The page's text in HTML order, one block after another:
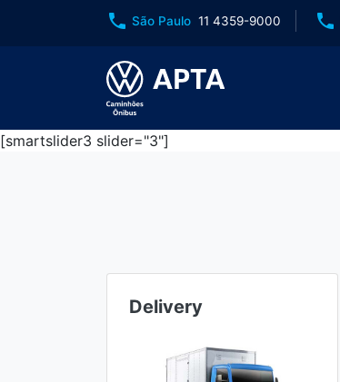
phone São Paulo 11 4359-9000 phone
[smartslider3 slider="3"]
Delivery